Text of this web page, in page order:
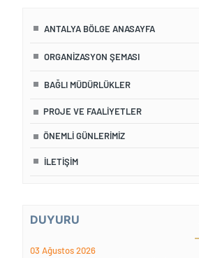
ANTALYA BÖLGE ANASAYFA
ORGANIZASYON ŞEMASI
BAĞLI MÜDÜRLÜKLER
PROJE VE FAALIYETLER
ÖNEMLI GÜNLERIMIZ
İLETIŞIM
DUYURU
03 Ağustos 2026